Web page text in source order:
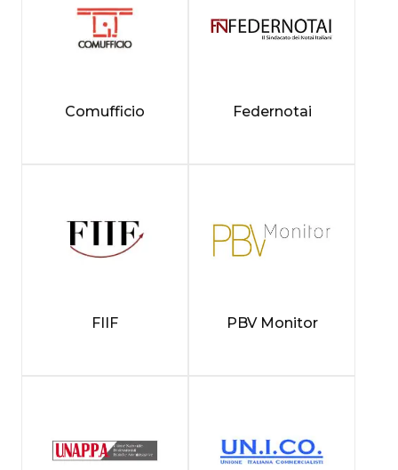
Comufficio Federnotai
FIIF PBV Monitor